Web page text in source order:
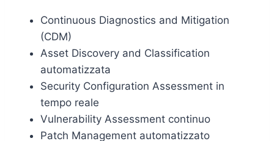
Continuous Diagnostics and Mitigation
(CDM)
Asset Discovery and Classification
automatizzata
Security Configuration Assessment in
tempo reale
Vulnerability Assessment continuo
Patch Management automatizzato